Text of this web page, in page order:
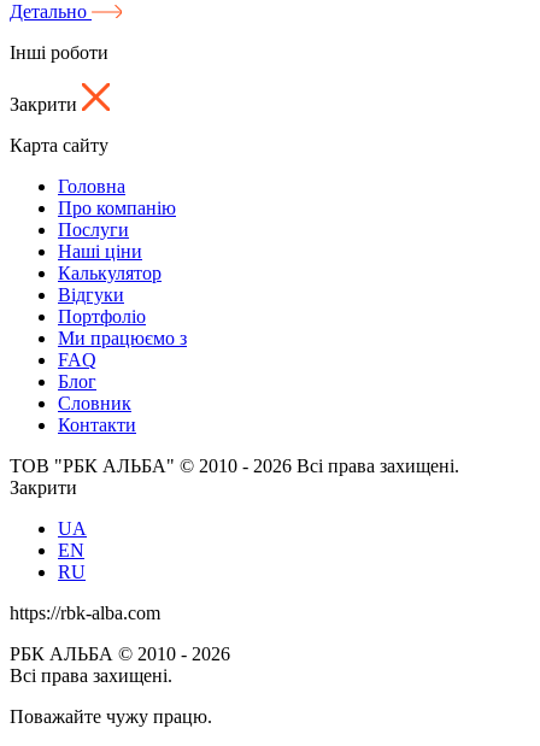
Детально
Інші роботи
Закрити
Карта сайту
Головна
Про компанію
Послуги
Наші ціни
Калькулятор
Відгуки
Портфоліо
Ми працюємо з
FAQ
Блог
Словник
Контакти
ТОВ "РБК АЛЬБА" © 2010 - 2026 Всі права захищені.
Закрити
UA
EN
RU
https://rbk-alba.com
РБК АЛЬБА © 2010 - 2026
Всі права захищені.
Поважайте чужу працю.